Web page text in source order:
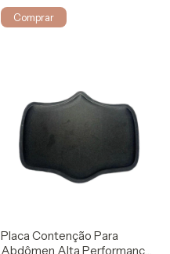
Comprar
Placa Contenção Para
Abdômen Alta Performance